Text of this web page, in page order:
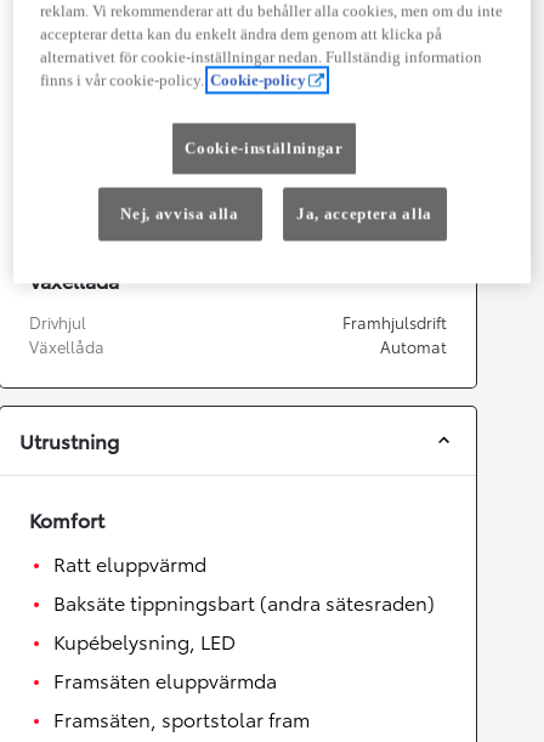
Cylindrar
4
Kapacitet
1 987 cc
Effekt
144kw (196 hk)
Acceleration 0-100km/h
7,4 sekunder
Växellåda
Drivhjul
Framhjulsdrift
Växellåda
Automat
Utrustning
Komfort
Ratt eluppvärmd
Baksäte tippningsbart (andra sätesraden)
Kupébelysning, LED
Framsäten eluppvärmda
Framsäten, sportstolar fram
reklam. Vi rekommenderar att du behåller alla cookies, men om du inte
accepterar detta kan du enkelt ändra dem genom att klicka på
alternativet för cookie-inställningar nedan. Fullständig information
finns i vår cookie-policy. Cookie-policy
Cookie-inställningar
Nej, avvisa alla Ja, acceptera alla